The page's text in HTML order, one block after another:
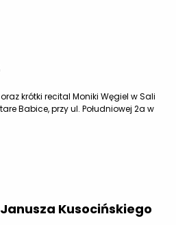
krótki recital Moniki Węgiel w Sali
Babice, przy ul. Południowej 2a w
Kusocińskiego